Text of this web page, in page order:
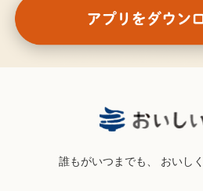
誰もがいつまでも、 おいし